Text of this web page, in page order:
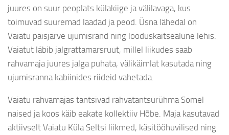
juures on suur peoplats külakiige ja välilavaga, kus
toimuvad suuremad laadad ja peod. Üsna lähedal on
Vaiatu paisjärve ujumisrand ning looduskaitsealune lehis.
Vaiatut läbib jalgrattamarsruut, millel liikudes saab
rahvamaja juures jalga puhata, välikäimlat kasutada ning
ujumisranna kabiinides riideid vahetada.
Vaiatu rahvamajas tantsivad rahvatantsurühma Somel
naised ja koos käib eakate kollektiiv Hõbe. Maja kasutavad
aktiivselt Vaiatu Küla Seltsi liikmed, käsitööhuvilised ning